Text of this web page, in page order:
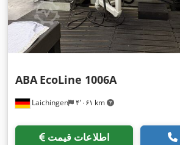
Laichingen ۴٬۰۶۱ km
ABA EcoLine 1006A
اطلاعات قیمت